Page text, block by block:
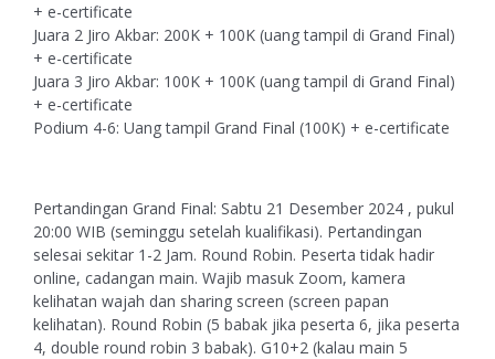
+ e-certificate
Juara 2 Jiro Akbar: 200K + 100K (uang tampil di Grand Final)
+ e-certificate
Juara 3 Jiro Akbar: 100K + 100K (uang tampil di Grand Final)
+ e-certificate
Podium 4-6: Uang tampil Grand Final (100K) + e-certificate
Pertandingan Grand Final: Sabtu 21 Desember 2024 , pukul
20:00 WIB (seminggu setelah kualifikasi). Pertandingan
selesai sekitar 1-2 Jam. Round Robin. Peserta tidak hadir
online, cadangan main. Wajib masuk Zoom, kamera
kelihatan wajah dan sharing screen (screen papan
kelihatan). Round Robin (5 babak jika peserta 6, jika peserta
4, double round robin 3 babak). G10+2 (kalau main 5